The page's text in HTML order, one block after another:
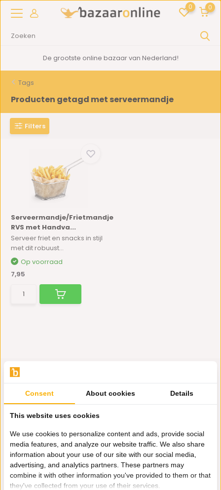
0 0
De grootste online bazaar van Nederland!
Tags
Producten getagd met serveermandje
Filters
Serveermandje/Frietmandje
RVS met Handva...
Serveer friet en snacks in stijl
met dit robuust...
Op voorraad
7,95
Hulp nodig?
Wij zitten voor je klaar.
Whatsapp ons
0162-231130
klantenservice@bazaaronline.nl
Consent About cookies Details
This website uses cookies
We use cookies to personalize content and ads, provide social
media features, and analyze our website traffic. We also share
information about your use of our site with our social media,
advertising, and analytics partners. These partners may
combine it with other information you've provided to them or that
they've collected from your use of their services.